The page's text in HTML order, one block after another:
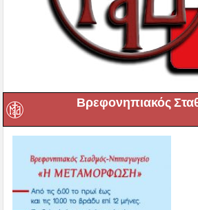
Βρεφονηπιακός